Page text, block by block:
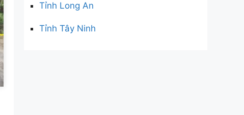
Tỉnh Long An
Tỉnh Tây Ninh